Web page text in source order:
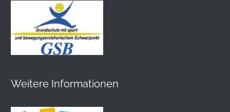
Weitere Informationen